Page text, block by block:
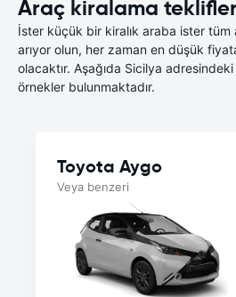
Araç kiralama
İster küçük bir kiralık araba ister
arıyor olun, her zaman en düşük
olacaktır. Aşağıda Sicilya
örnekler bulunmaktadır.
Toyota Aygo
Veya benzeri